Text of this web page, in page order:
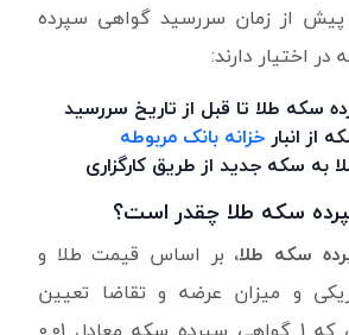
پیش از زمان سررسید گواهی سپرده
اختیار دارند:
سکه طلا تا قبل از تاریخ سررسید
از انبارخزانه بانک مربوطه
به سکه جدید از طریق کارگزاری
سکه طلا چقدر است؟
سکه طلا، بر اساس قیمت طلا و
و میزان عرضه و تقاضا تعیین